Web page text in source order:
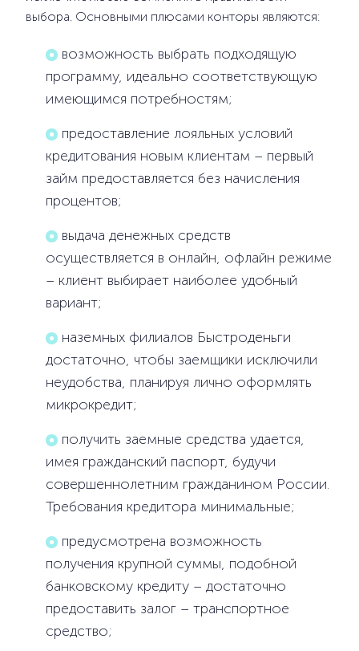
выбора. Основными плюсами конторы являются:
возможность выбрать подходящую
программу, идеально соответствующую
имеющимся потребностям;
предоставление лояльных условий
кредитования новым клиентам – первый
займ предоставляется без начисления
процентов;
выдача денежных средств
осуществляется в онлайн, офлайн режиме
– клиент выбирает наиболее удобный
вариант;
наземных филиалов Быстроденьги
достаточно, чтобы заемщики исключили
неудобства, планируя лично оформлять
микрокредит;
получить заемные средства удается,
имея гражданский паспорт, будучи
совершеннолетним гражданином России.
Требования кредитора минимальные;
предусмотрена возможность
получения крупной суммы, подобной
банковскому кредиту – достаточно
предоставить залог – транспортное
средство;